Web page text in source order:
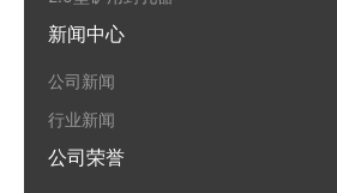
新闻中心
公司新闻
行业新闻
公司荣誉